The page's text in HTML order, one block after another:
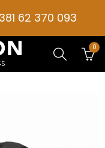
62 370 093
0